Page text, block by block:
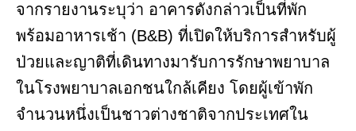
จากรายงานระบุว่า อาคารดังกล่าวเป็นที่พัก
พร้อมอาหารเช้า (B&B) ที่เปิดให้บริการสำหรับผู้
ป่วยและญาติที่เดินทางมารับการรักษาพยาบาล
ในโรงพยาบาลเอกชนใกล้เคียง โดยผู้เข้าพัก
จำนวนหนึ่งเป็นชาวต่างชาติจากประเทศใน